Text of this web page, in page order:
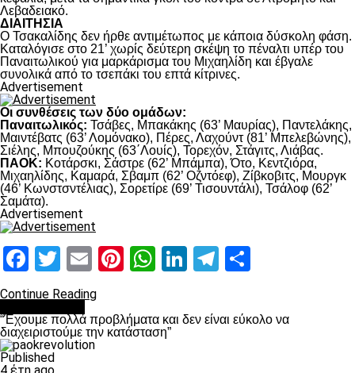
Λεβαδειακό.
ΔΙΑΙΤΗΣΙΑ
Ο Τσακαλίδης δεν ήρθε αντιμέτωπος με κάποια δύσκολη φάση.
Καταλόγισε στο 21’ χωρίς δεύτερη σκέψη το πέναλτι υπέρ του
Παναιτωλικού για μαρκάρισμα του Μιχαηλίδη και έβγαλε
συνολικά από το τσεπάκι του επτά κίτρινες.
Advertisement
Οι συνθέσεις των δύο ομάδων:
Παναιτωλικός: Τσάβες, Μπακάκης (63’ Μαυρίας), Παντελάκης,
Μαιντέβατς (63’ Λομόνακο), Πέρες, Λαχούντ (81’ Μπελεβώνης),
Σιέλης, Μπουζούκης (63΄Λουίς), Τορεχόν, Στάγιτς, Λιάβας.
ΠΑΟΚ: Κοτάρσκι, Σάστρε (62’ Μπάμπα), Ότο, Κεντζιόρα,
Μιχαηλίδης, Καμαρά, Σβαμπ (62’ Οζντόεφ), Ζίβκοβιτς, Μουργκ
(46’ Κωνστσντέλιας), Σορετίρε (69’ Τισουντάλι), Τσάλοφ (62’
Σαμάτα).
Advertisement
Facebook
Twitter
EmailPinterest
WhatsApp
LinkedIn
Telegram
Continue Reading
“Έχουμε πολλά προβλήματα και δεν είναι εύκολο να
διαχειριστούμε την κατάσταση”
Published